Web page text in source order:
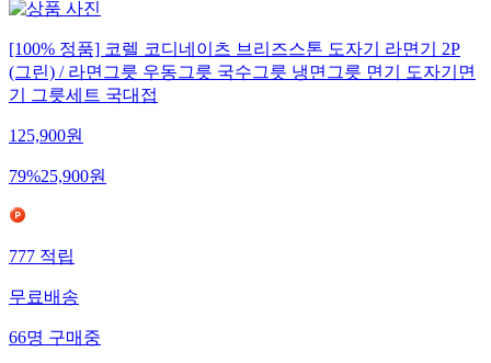
[100% 정품] 코렐 코디네이츠 브리즈스톤 도자기 라면기 2P
(그린) / 라면그릇 우동그릇 국수그릇 냉면그릇 면기 도자기면
기 그릇세트 국대접
125,900원
79%25,900원
777적립
무료배송
66명구매중